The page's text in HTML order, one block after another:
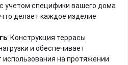
учетом специфики вашего дома
делает каждое изделие
: Конструкция террасы
и обеспечивает
на протяжении